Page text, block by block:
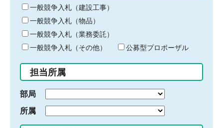
キ
ー
ワ
ー
ド
入
力
一般競争入札（建設工事）
一般競争入札（物品）
一般競争入札（業務委託）
一般競争入札（その他）
公募型プロポーザル
担当所属
部局
所属